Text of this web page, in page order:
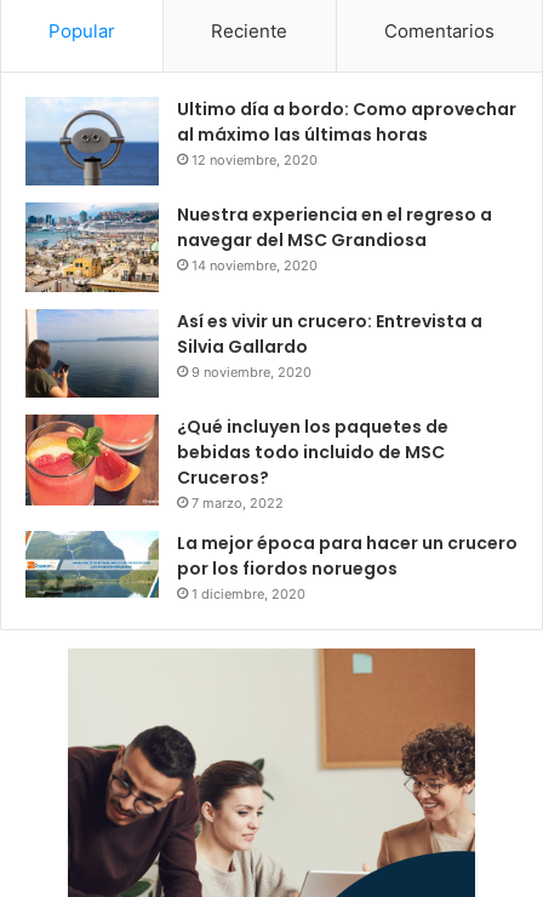
Popular Reciente Comentarios
Ultimo día a bordo: Como aprovechar
al máximo las últimas horas
12 noviembre, 2020
Nuestra experiencia en el regreso a
navegar del MSC Grandiosa
14 noviembre, 2020
Así es vivir un crucero: Entrevista a
Silvia Gallardo
9 noviembre, 2020
¿Qué incluyen los paquetes de
bebidas todo incluido de MSC
Cruceros?
7 marzo, 2022
La mejor época para hacer un crucero
por los fiordos noruegos
1 diciembre, 2020